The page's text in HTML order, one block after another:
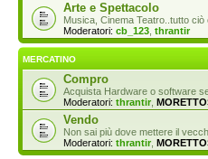
Arte e Spettacolo
Musica, Cinema Teatro..tutto ciò
Moderatori: cb_123 thrantir
MERCATINO
Compro
Acquista Hardware o software
Moderatori: thrantir
Vendo
Non sai più dove mettere il
Moderatori: thrantir,